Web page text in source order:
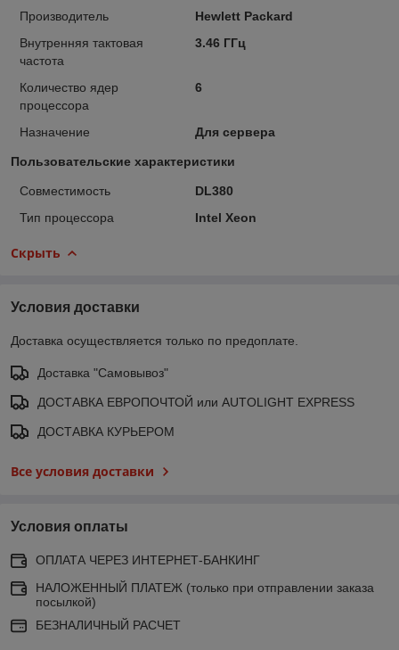
Производитель
Hewlett Packard
Внутренняя тактовая
частота
3.46 ГГц
Количество ядер
процессора
6
Назначение Для сервера
Пользовательские характеристики
Совместимость
DL380
Тип процессора
Intel Xeon
Скрыть
Условия доставки
Доставка осуществляется только по предоплате.
Доставка "Самовывоз"
ДОСТАВКА ЕВРОПОЧТОЙ или AUTOLIGHT EXPRESS
ДОСТАВКА КУРЬЕРОМ
Все условия доставки
Условия оплаты
ОПЛАТА ЧЕРЕЗ ИНТЕРНЕТ-БАНКИНГ
НАЛОЖЕННЫЙ ПЛАТЕЖ (только при отправлении заказа
посылкой)
БЕЗНАЛИЧНЫЙ РАСЧЕТ